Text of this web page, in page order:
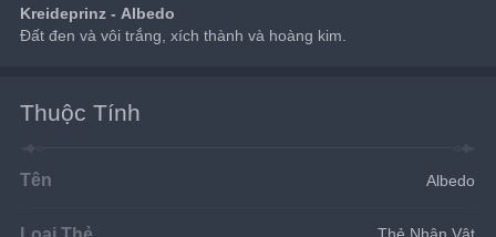
Kreideprinz - Albedo
Đất đen và vôi trắng, xích thành và hoàng kim.
Thuộc Tính
Tên Albedo